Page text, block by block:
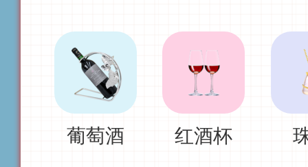
葡萄酒 红酒杯